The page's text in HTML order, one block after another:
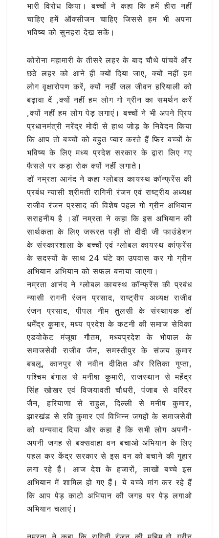
भारी विरोध किया। बच्चों ने कहा कि हमें हीरा नहीं
चाहिए हमें ऑक्सीजन चाहिए जिससे हम भी अपना
भविष्य को सुनहरा देख सकें।
कोरोना महामारी के तीसरे लहर के बाद चौथे पांचवें और
छठे लहर को आने ही क्यों दिया जाए, क्यों नहीं हम
लोग वृक्षारोपण करें, क्यों नहीं जल जीवन हरियाली को
बढ़ावा दें ,क्यों नहीं हम लोग गो ग्रीन का समर्थन करें‌
,क्यों नहीं हम लोग पेड़ लगाएं। बच्चों ने भी अपने प्रिय
प्रधानमंत्री नरेंद्र मोदी से हाथ जोड़ के निवेदन किया
कि आप तो बच्चों को बहुत प्यार करते हैं फिर बच्चों के
भविष्य के लिए मध्य प्रदेश सरकार के द्वारा लिए गए
फैसले पर कड़ा रोक क्यों नहीं लगाते।
डॉ नम्रता आनंद ने कहा ग्लोबल कायस्थ कॉन्फ्रेंस की
प्रबंध न्यासी श्रीमती रागिनी रंजन एवं राष्ट्रीय अध्यक्ष
राजीव रंजन प्रसाद की विशेष पहल गो ग्रीन अभियान
सराहनीय है ।डॉ नम्रता ने कहा कि इस अभियान की
सार्थकता के लिए जरूरत पड़ी तो दीदी जी फाउंडेशन
के संस्कारशाला के बच्चों एवं ग्लोबल कायस्थ कांफ्रेंस
के सदस्यों के साथ 24 घंटे का उपवास कर गो ग्रीन
अभियान अभियान को सफल बनाया जाएगा।
नम्रता आनंद ने ग्लोबल कायस्थ कॉन्फ्रेंस की प्रबंध
न्यासी रागनी रंजन प्रसाद, राष्ट्रीय अध्यक्ष राजीव
रंजन प्रसाद, पीपल नीम तुलसी के संस्थापक डॉ
धर्मेंद्र कुमार, मध्य प्रदेश के कटनी की समाज सेविका
एडवोकेट मंजूषा गौतम, मध्यप्रदेश के भोपाल के
समाजसेवी राजीव जैन, समस्तीपुर के संजय कुमार
बबलू, कानपुर से नवीन दीक्षित और रितिका गुप्ता,
पश्चिम बंगाल से मनीषा कुमारी, राजस्थान से महेंद्र
सिंह खोखर एवं विजयावती चौधरी, पंजाब से वरिंदर
जैन, हरियाणा से राहुल, दिल्ली से मनीष कुमार,
झारखंड से रवि कुमार एवं विभिन्न जगहों के समाजसेवी
को धन्यवाद दिया और कहा है कि सभी लोग अपनी-
अपनी जगह से बक्सवाहा वन बचाओ अभियान के लिए
पहल कर केंद्र सरकार से इस वन को बचाने की गुहार
लगा रहे हैं। आज देश के हजारों, लाखों बच्चे इस
अभियान में शामिल हो गए हैं। ये बच्चे मांग कर रहे हैं
कि आप पेड़ काटो अभियान की जगह पर पेड़ लगाओ
अभियान चलाएं।